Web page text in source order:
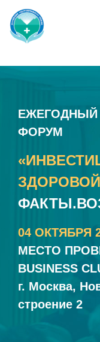
ЕЖЕГОДНЫЙ
ФОРУМ
04 ОКТЯБРЯ
МЕСТО
BUSINESS
г. Москва,
строение 2